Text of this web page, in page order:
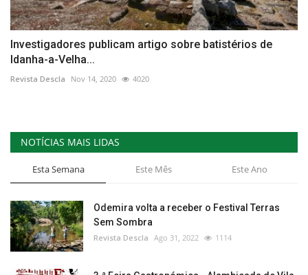
Investigadores publicam artigo sobre batistérios de
Idanha-a-Velha...
Revista Descla Nov 14, 2020 4020
NOTÍCIAS MAIS LIDAS
Esta Semana Este Mês Este Ano
Odemira volta a receber o Festival Terras
Sem Sombra
Revista Descla Ago 31, 2022 1114